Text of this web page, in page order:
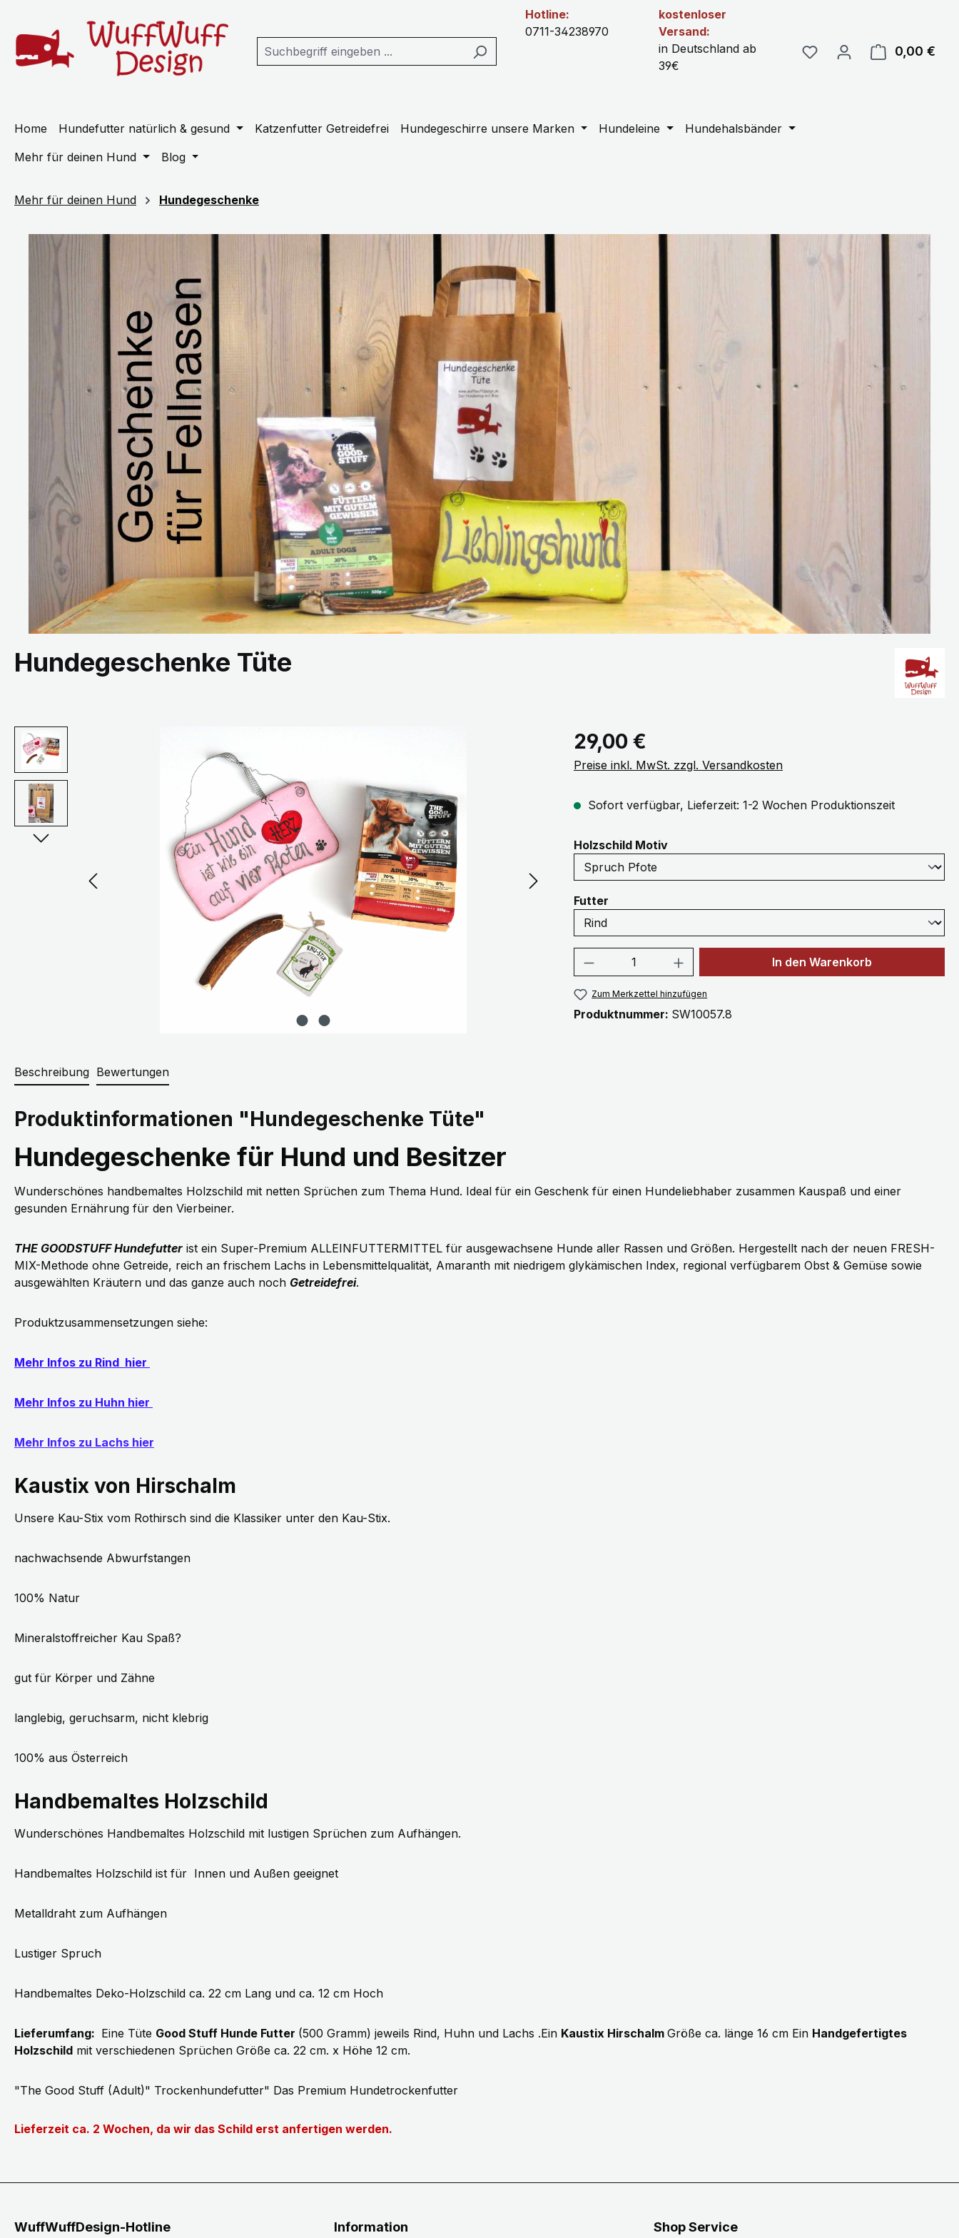
Hotline:
0711-34238970
kostenloser
Versand:
in Deutschland ab
39€
0,00 €
Home Hundefutter natürlich & gesund Katzenfutter Getreidefrei Hundegeschirre unsere Marken Hundeleine
Hundehalsbänder
Mehr für deinen Hund
Blog
Mehr für deinen Hund Hundegeschenke
Hundegeschenke Tüte
Bildergalerie überspringen Regulärer Preis:
29,00 €
Preise inkl. MwSt. zzgl. Versandkosten
Sofort verfügbar, Lieferzeit: 1-2 Wochen Produktionszeit
Holzschild Motivauswählen
Futter
Produkt Anzahl: Gib den gewünschten Wert
In den Warenkorb
Zum Merkzettel hinzufügen
Produktnummer: SW10057.8
Beschreibung Bewertungen
Produktinformationen "Hundegeschenke Tüte"
Hundegeschenke für Hund und Besitzer
Wunderschönes handbemaltes Holzschild mit netten Sprüchen zum Thema Hund. Ideal für ein Geschenk für einen Hundeliebhaber zusammen Kauspaß und einer
gesunden Ernährung für den Vierbeiner.
THE GOODSTUFF Hundefutter ist ein Super-Premium ALLEINFUTTERMITTEL für ausgewachsene Hunde aller Rassen und Größen. Hergestellt nach der neuen FRESH-
MIX-Methode ohne Getreide, reich an frischem Lachs in Lebensmittelqualität, Amaranth mit niedrigem glykämischen Index, regional verfügbarem Obst & Gemüse sowie
ausgewählten Kräutern und das ganze auch noch Getreidefrei.
Produktzusammensetzungen siehe:
Mehr Infos zu Rind hier
Mehr Infos zu Huhn hier
Mehr Infos zu Lachs hier
Kaustix von Hirschalm
Unsere Kau-Stix vom Rothirsch sind die Klassiker unter den Kau-Stix.
nachwachsende Abwurfstangen
100% Natur
Mineralstoffreicher Kau Spaß?
gut für Körper und Zähne
langlebig, geruchsarm, nicht klebrig
100% aus Österreich
Handbemaltes Holzschild
Wunderschönes Handbemaltes Holzschild mit lustigen Sprüchen zum Aufhängen.
Handbemaltes Holzschild ist für Innen und Außen geeignet
Metalldraht zum Aufhängen
Lustiger Spruch
Handbemaltes Deko-Holzschild ca. 22 cm Lang und ca. 12 cm Hoch
Lieferumfang: Eine Tüte Good Stuff Hunde Futter (500 Gramm) jeweils Rind, Huhn und Lachs .Ein Kaustix Hirschalm Größe ca. länge 16 cm Ein Handgefertigtes
Holzschild mit verschiedenen Sprüchen Größe ca. 22 cm. x Höhe 12 cm.
"The Good Stuff (Adult)" Trockenhundefutter" Das Premium Hundetrockenfutter
Lieferzeit ca. 2 Wochen, da wir das Schild erst anfertigen werden.
WuffWuffDesign-Hotline Information Shop Service